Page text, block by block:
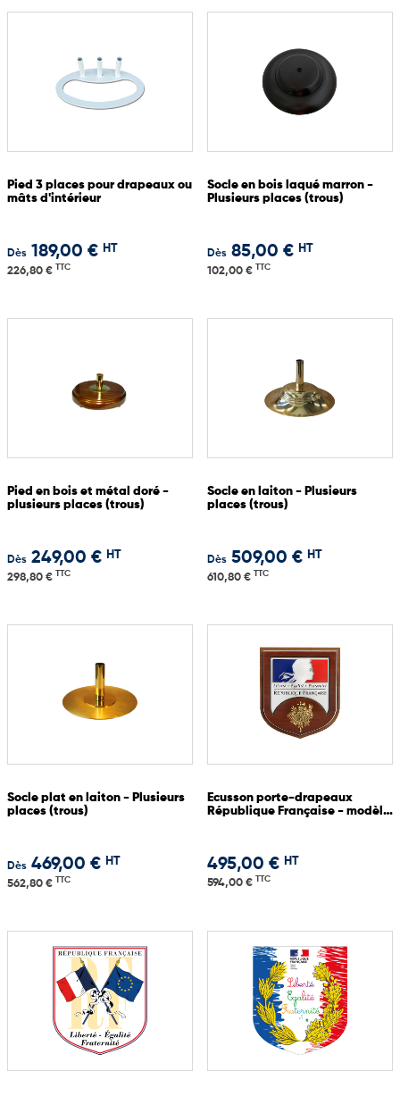
Pied 3 places pour drapeaux ou
mâts d'intérieur
Dès 189,00 € HT
226,80 € TTC
Socle en bois laqué marron -
Plusieurs places (trous)
Dès 85,00 € HT
102,00 € TTC
Pied en bois et métal doré -
plusieurs places (trous)
Dès 249,00 € HT
298,80 € TTC
Socle en laiton - Plusieurs
places (trous)
Dès 509,00 € HT
610,80 € TTC
Socle plat en laiton - Plusieurs
places (trous)
Dès 469,00 € HT
562,80 € TTC
Ecusson porte-drapeaux
République Française - modèle
495,00 € HT
594,00 € TTC